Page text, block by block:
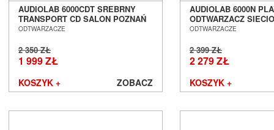
Music Hall
Mutec
Nagaoka
Naim Audio
Nordost
AUDIOLAB 6000CDT SREBRNY
TRANSPORT CD SALON POZNAŃ
WROCŁAW
ODTWARZACZE
2 350 ZŁ
1 999 ZŁ
KOSZYK + ZOBACZ
AUDIOLAB 6000N
ODTWARZACZ
POZNAŃ WROCŁAW
ODTWARZACZE
2 399 ZŁ
2 279 ZŁ
KOSZYK +